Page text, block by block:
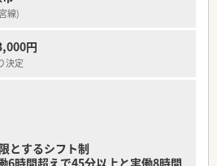
しっかりと整備されています。
はのスタッフ同士の仲の良さがあり、困っ
フが活躍しており、お互いを尊重し合いな
切にして業務に取り組んでいます。
線)
円
決定
とするシフト制